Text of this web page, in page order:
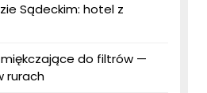
Sądeckim: hotel z
do filtrów —
rurach